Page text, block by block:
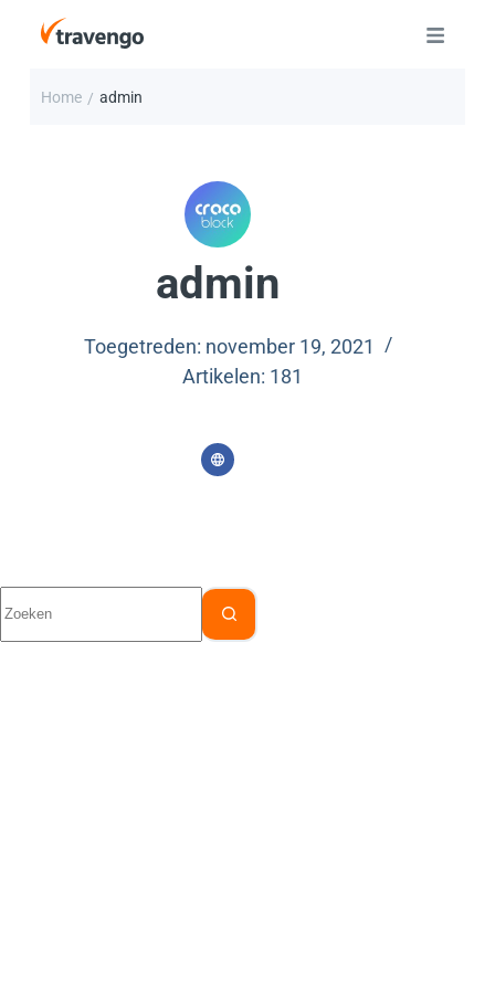
Home / admin
admin
Toegetreden: november 19, 2021
Artikelen: 181